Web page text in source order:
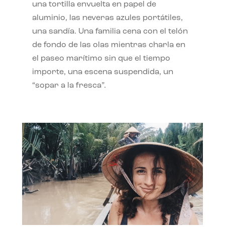
una tortilla envuelta en papel de
aluminio, las neveras azules portátiles,
una sandía. Una familia cena con el telón
de fondo de las olas mientras charla en
el paseo marítimo sin que el tiempo
importe, una escena suspendida, un
“sopar a la fresca”.